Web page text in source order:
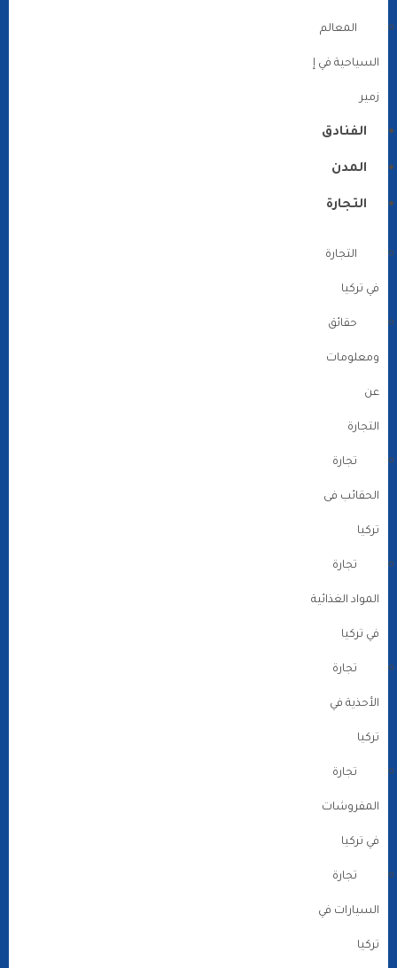
المعالم
السياحية في إ
زمير
الفنادق
المدن
التجارة
التجارة
في تركيا
حقائق
ومعلومات
عن
التجارة
تجارة
الحقائب فى
تركيا
تجارة
المواد الغذائية
في تركيا
تجارة
الأحذية في
تركيا
تجارة
المفروشات
في تركيا
تجارة
السيارات في
تركيا